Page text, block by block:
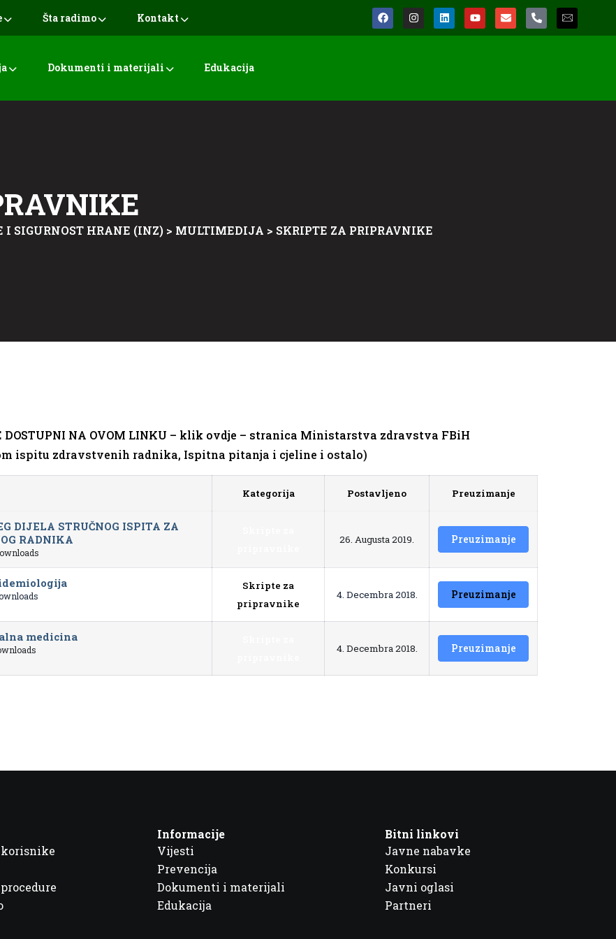
Šta radimo Kontakt
Dokumenti i materijali Edukacija
SIGURNOST HRANE (INZ) > MULTIMEDIJA > SKRIPTE ZA PRIPRAVNIKE
DOSTUPNI NA OVOM LINKU – klik ovdje – stranica Ministarstva zdravstva FBiH
ispitu zdravstvenih radnika, Ispitna pitanja i cjeline i ostalo)
Kategorija Postavljeno Preuzimanje
DIJELA STRUČNOG ISPITA ZA
RADNIKA
26. Augusta 2019. Preuzimanje
Skripte za
pripravnike
4. Decembra 2018. Preuzimanje
medicina
4. Decembra 2018. Preuzimanje
korisnike
Informacije
Vijesti
Prevencija
Dokumenti i materijali
Edukacija
Bitni linkovi
Javne nabavke
Konkursi
Javni oglasi
Partneri